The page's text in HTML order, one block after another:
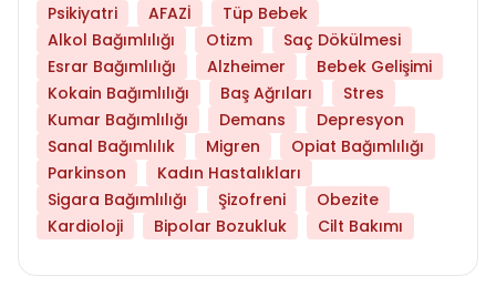
Psikiyatri AFAZİ
Tüp Bebek
Alkol Bağımlılığı
Otizm
Saç Dökülmesi
Esrar Bağımlılığı
Alzheimer
Bebek Gelişimi
Kokain Bağımlılığı
Baş Ağrıları
Stres
Kumar Bağımlılığı
Demans
Depresyon
Sanal Bağımlılık
Migren
Opiat Bağımlılığı
Parkinson
Kadın Hastalıkları
Sigara Bağımlılığı
Şizofreni
Obezite
Kardioloji
Bipolar Bozukluk Cilt Bakımı